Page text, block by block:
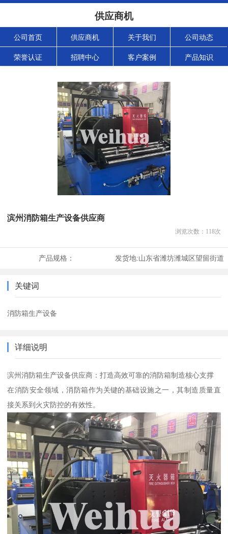
供应商机
公司首页 供应商机 关于我们 公司动态
荣誉认证 招聘中心 客户案例 产品知识
滨州消防箱生产设备供应商
浏览次数： 118次
产品规格： 发货地:山东省潍坊潍城区望留街道
关键词
消防箱生产设备
详细说明
滨州消防箱生产设备供应商：打造高效可靠的消防箱制造核心支撑
在消防安全领域，消防箱作为关键的基础设施之一，其制造质量直
接关系到火灾防控的有效性。